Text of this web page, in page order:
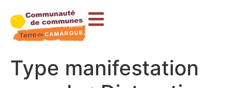
principal
Type manifestation